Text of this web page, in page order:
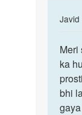
Javid
Meri
shadi
nahi
hui
hai
Meri
ka
bhi